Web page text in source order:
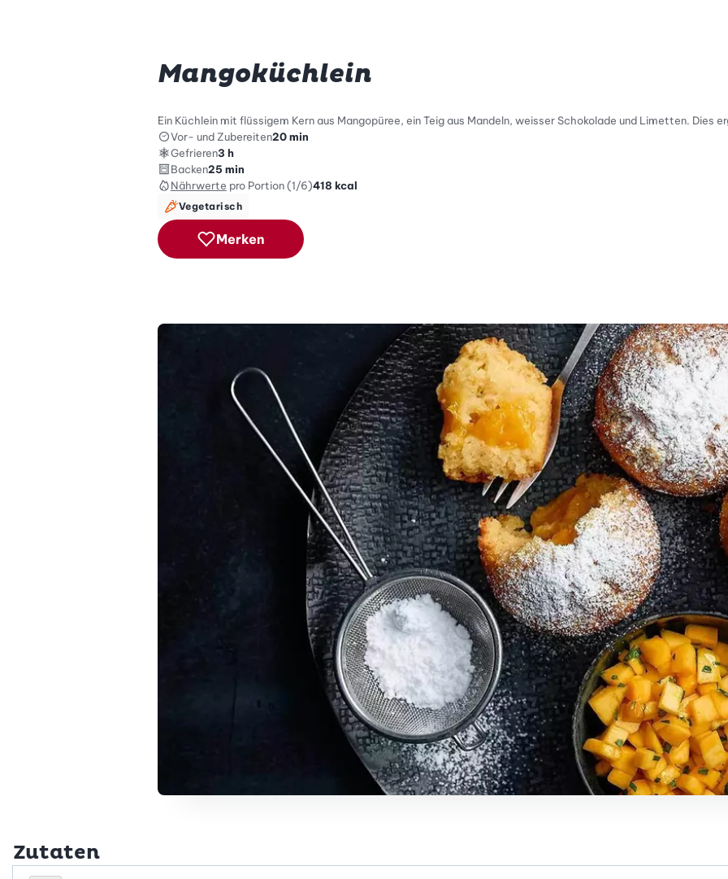
Mangoküchlein
Ein Küchlein mit flüssigem Kern aus Mangopüree, ein Teig aus Mandeln, weisser Schokolade und Limetten. Dies
Vor- und Zubereiten20 min
Gefrieren3 h
Backen25 min
Nährwerte pro Portion (1/6)418 kcal
Vegetarisch
Merken
Zutaten